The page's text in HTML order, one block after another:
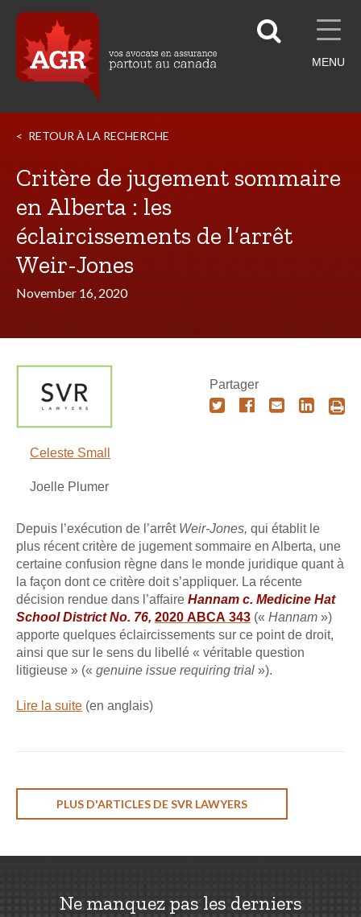
MENU
RETOUR À LA RECHERCHE
Critère de jugement sommaire
en Alberta : les
éclaircissements de l’arrêt
Weir-Jones
November 16, 2020
Celeste Small
Joelle Plumer
Partager
Depuis l’exécution de l’arrêt Weir-Jones, qui établit le
plus récent critère de jugement sommaire en Alberta, une
certaine confusion règne dans le monde juridique quant à
la façon dont ce critère doit s’appliquer. La récente
décision rendue dans l’affaire Hannam c. Medicine Hat
School District No. 76, 2020 ABCA 343 (« Hannam »)
apporte quelques éclaircissements sur ce point de droit,
ainsi que sur le sens du libellé « véritable question
litigieuse » (« genuine issue requiring trial »).
Lire la suite (en anglais)
PLUS D'ARTICLES DE SVR LAWYERS
Ne manquez pas les derniers